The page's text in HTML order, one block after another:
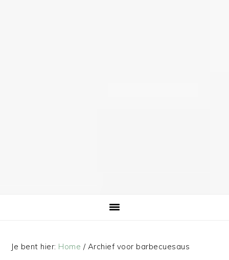
Je bent hier: Home /Archief voor barbecuesaus